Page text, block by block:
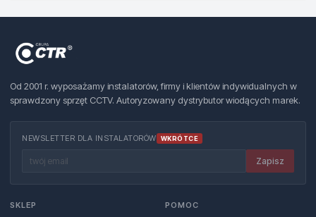
Od 2001 r. wyposażamy instalatorów, firmy i klientów indywidualnych w
sprawdzony sprzęt CCTV. Autoryzowany dystrybutor wiodących marek.
NEWSLETTER DLA INSTALATORÓW WKRÓTCE
Zapisz
SKLEP POMOC